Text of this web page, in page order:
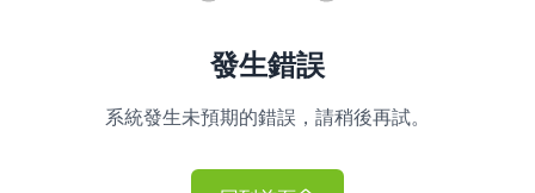
發生錯誤
系統發生未預期的錯誤，請稍後再試。